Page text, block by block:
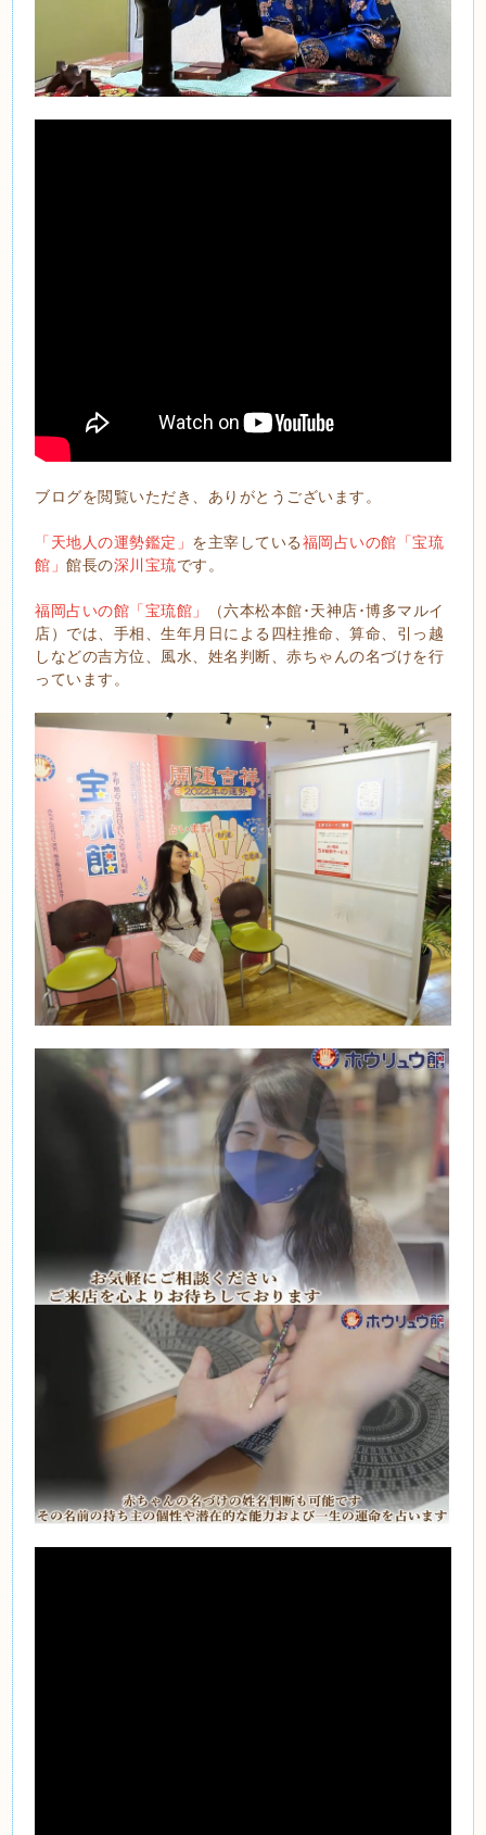
ブログを閲覧いただき、ありがとうございます。
「天地人の運勢鑑定」 を主宰している福岡占いの館「宝琉
館」館長の深川宝琉です。
福岡占いの館「宝琉館」
（六本松本館･天神店･博多マルイ
店）では、手相、生年月日による四柱推命、算命、引っ越
しなどの吉方位、風水、姓名判断、赤ちゃんの名づけを行
っています。